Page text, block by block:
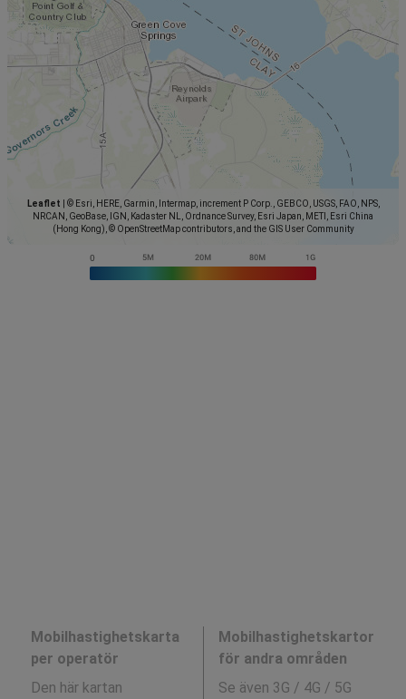
Leaflet
© Esri, HERE, Garmin, Intermap, increment P Corp., GEBCO, USGS, FAO, NPS,
NRCAN, GeoBase, IGN, Kadaster NL, Ordnance Survey, Esri Japan, METI, Esri China
(Hong Kong), © OpenStreetMap contributors, and the GIS User Community
Mobilhastighetskarta
per operatör
Den här kartan
Mobilhastighetskartor
för andra områden
Se även 3G / 4G / 5G